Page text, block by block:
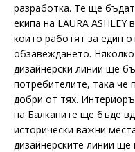
разработка. Те ще
екипа на LAURA
които работят за един
обзавеждането.
дизайнерски линии ще
потребителите, така че
добри от тях.
на Балканите ще бъде
исторически важни
дизайнерските линии